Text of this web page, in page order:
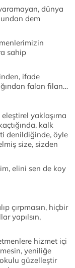
dünya
dem
sahip
ifade
falan filan…
yaklaşıma
kalk
denildiğinde, öyle
size, sizden
elini sen de koy
çırpmasın, hiçbir
yapılsın,
hizmet içi
yeniliğe
güzelleştir